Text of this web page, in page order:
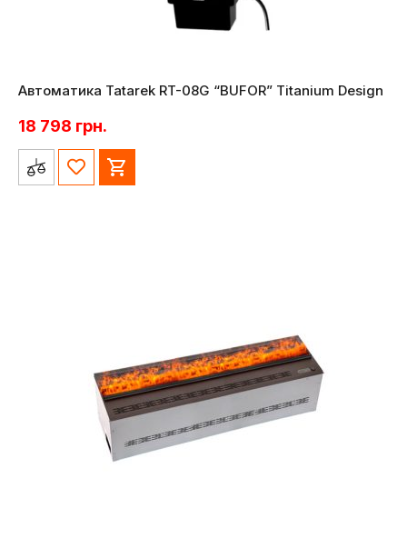
Автоматика Tatarek RT-08G “BUFOR” Titanium Design
18 798 грн.